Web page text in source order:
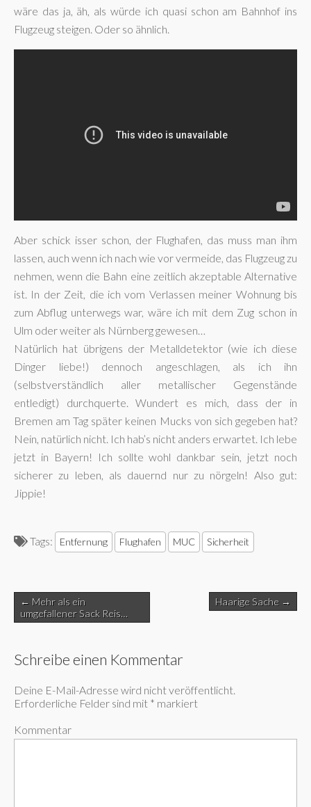
wäre das ja, äh, als würde ich quasi schon am Bahnhof ins
Flugzeug steigen. Oder so ähnlich.
Aber schick isser schon, der Flughafen, das muss man ihm
lassen, auch wenn ich nach wie vor vermeide, das Flugzeug zu
nehmen, wenn die Bahn eine zeitlich akzeptable Alternative
ist. In der Zeit, die ich vom Verlassen meiner Wohnung bis
zum Abflug unterwegs war, wäre ich mit dem Zug schon in
Ulm oder weiter als Nürnberg gewesen…
Natürlich hat übrigens der Metalldetektor (wie ich diese
Dinger liebe!) dennoch angeschlagen, als ich ihn
(selbstverständlich aller metallischer Gegenstände
entledigt) durchquerte. Wundert es mich, dass der in
Bremen am Tag später keinen Mucks von sich gegeben hat?
Nein, natürlich nicht. Ich hab’s nicht anders erwartet. Ich lebe
jetzt in Bayern! Ich sollte wohl dankbar sein, jetzt noch
sicherer zu leben, als dauernd nur zu nörgeln! Also gut:
Jippie!
Tags: Entfernung Flughafen MUC Sicherheit
Post
navigation
← Mehr als ein
umgefallener Sack Reis…
Haarige Sache →
Schreibe einen Kommentar
Deine E-Mail-Adresse wird nicht veröffentlicht.
Erforderliche Felder sind mit * markiert
Kommentar